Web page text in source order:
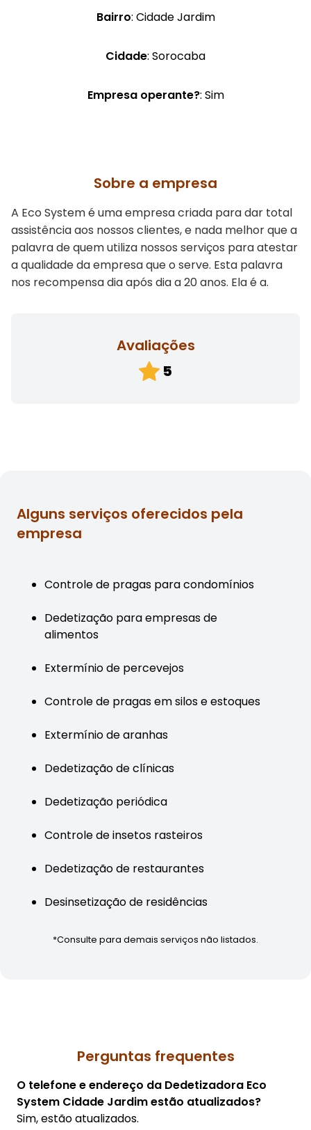
Bairro: Cidade Jardim
Cidade: Sorocaba
Empresa operante?: Sim
Sobre a empresa
A Eco System é uma empresa criada para dar total
assistência aos nossos clientes, e nada melhor que a
palavra de quem utiliza nossos serviços para atestar
a qualidade da empresa que o serve. Esta palavra
nos recompensa dia após dia a 20 anos. Ela é a.
Avaliações
5
Alguns serviços oferecidos pela
empresa
Controle de pragas para condomínios
Dedetização para empresas de
alimentos
Extermínio de percevejos
Controle de pragas em silos e estoques
Extermínio de aranhas
Dedetização de clínicas
Dedetização periódica
Controle de insetos rasteiros
Dedetização de restaurantes
Desinsetização de residências
*Consulte para demais serviços não listados.
Perguntas frequentes
O telefone e endereço da Dedetizadora Eco
System Cidade Jardim estão atualizados?
Sim, estão atualizados.